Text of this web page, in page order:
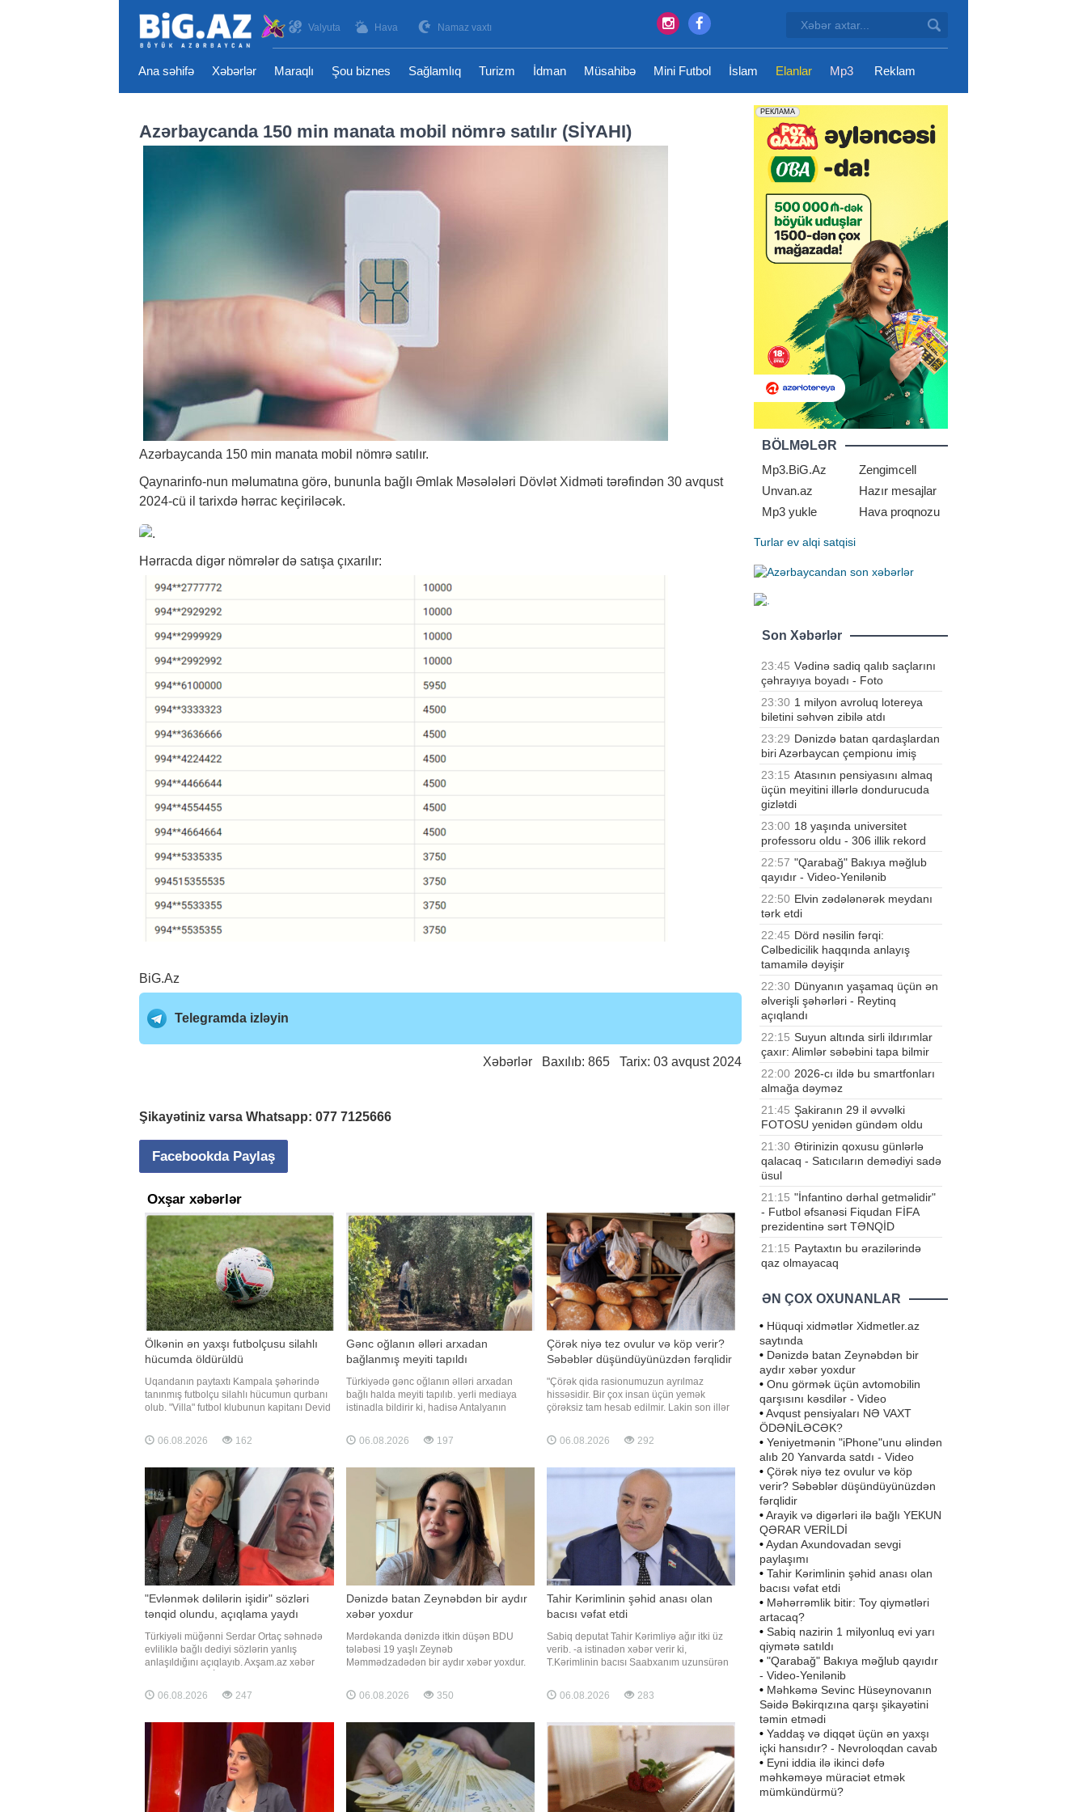
Valyuta Hava Namaz vaxtı
Ana səhifə Xəbərlər Maraqlı Şou biznes Sağlamlıq Turizm İdman Müsahibə Mini Futbol İslam Elanlar Mp3 Reklam
Azərbaycanda 150 min manata mobil nömrə satılır (SİYAHI)
Azərbaycanda 150 min manata mobil nömrə satılır.
Qaynarinfo-nun məlumatına görə, bununla bağlı Əmlak Məsələləri Dövlət Xidməti tərəfindən 30 avqust
2024-cü il tarixdə hərrac keçiriləcək.
Hərracda digər nömrələr də satışa çıxarılır:
BiG.Az
Telegramda izləyin
Xəbərlər Baxılıb: 865 Tarix: 03 avqust 2024
Şikayətiniz varsa Whatsapp: 077 7125666
Facebookda Paylaş
Oxşar xəbərlər
Ölkənin ən yaxşı futbolçusu silahlı
hücumda öldürüldü
Uqandanın paytaxtı Kampala şəhərində
tanınmış futbolçu silahlı hücumun qurbanı
olub. "Villa" futbol klubunun kapitanı Devid
Makindaye rayonunda, yaşadığı evin
yaxınlığında naməlum şəxslərin hücumuna
06.08.2026 162
Gənc oğlanın əlləri arxadan
bağlanmış meyiti tapıldı
Türkiyədə gənc oğlanın əlləri arxadan
bağlı halda meyiti tapılıb. yerli mediaya
istinadla bildirir ki, hadisə Antalyanın
ərazidə əlləri arxadan bağlanmış
vəziyyətdə gənc kişinin meyiti aşkarlanıb.
briqadaları cəlb olunub
06.08.2026 197
Çörək niyə tez ovulur və köp verir?
Səbəblər düşündüyünüzdən fərqlidir
"Çörək qida rasionumuzun ayrılmaz
hissəsidir. Bir çox insan üçün yemək
çörəksiz tam hesab edilmir. Lakin son illər
aşağı düşməsi, tez ovulması, qısa
müddətdə bayatlaması və həzm zamanı
artmaqdadır". Bunu BİG.AZ-
06.08.2026 292
"Evlənmək dəlilərin işidir" sözləri
tənqid olundu, açıqlama yaydı
Türkiyəli müğənni Serdar Ortaç səhnədə
evliliklə bağlı dediyi sözlərin yanlış
anlaşıldığını açıqlayıb. Axşam.az xəbər
çərçivəsində konsert verib. Ortaçın
səhnədəki "Evlənmək ağıl xəstələrinin
sözləri tənqid olunub
06.08.2026 247
Dənizdə batan Zeynəbdən bir aydır
xəbər yoxdur
Mərdəkanda dənizdə itkin düşən BDU
tələbəsi 19 yaşlı Zeynəb
Məmmədzadədən bir aydır xəbər yoxdur.
tələbənin yaxını Üzeyir Eldar Cəfərov
sosial şəbəkə hesabında paylaşım edib.
tamam olur ki, Zeynəblə bağl
06.08.2026 350
Tahir Kərimlinin şəhid anası olan
bacısı vəfat etdi
Sabiq deputat Tahir Kərimliyə ağır itki üz
verib. -a istinadən xəbər verir ki,
T.Kərimlinin bacısı Saabxanım uzunsürən
gün Şamaxı şəhər qəbiristanlığında dəfn
olunacaq. Qeyd edək ki, mərhum həm də
Seyidov 1989-cu ildə Bakı Dövlə
06.08.2026 283
BÖLMƏLƏR
Mp3.BiG.Az
Zengimcell
Unvan.az
Hazır mesajlar
Mp3 yukle
Hava proqnozu
Turlar ev alqi satqisi
Son Xəbərlər
23:45 Vədinə sadiq qalıb saçlarını
çəhrayıya boyadı - Foto
23:30 1 milyon avroluq lotereya
biletini səhvən zibilə atdı
23:29 Dənizdə batan qardaşlardan
biri Azərbaycan çempionu imiş
23:15 Atasının pensiyasını almaq
üçün meyitini illərlə dondurucuda
gizlətdi
23:00 18 yaşında universitet
professoru oldu - 306 illik rekord
22:57 "Qarabağ" Bakıya məğlub
qayıdır - Video-Yenilənib
22:50 Elvin zədələnərək meydanı
tərk etdi
22:45 Dörd nəsilin fərqi:
Cəlbedicilik haqqında anlayış
tamamilə dəyişir
22:30 Dünyanın yaşamaq üçün ən
əlverişli şəhərləri - Reytinq
açıqlandı
22:15 Suyun altında sirli ildırımlar
çaxır: Alimlər səbəbini tapa bilmir
22:00 2026-cı ildə bu smartfonları
almağa dəyməz
21:45 Şakiranın 29 il əvvəlki
FOTOSU yenidən gündəm oldu
21:30 Ətirinizin qoxusu günlərlə
qalacaq - Satıcıların demədiyi sadə
üsul
21:15 "İnfantino dərhal getməlidir"
- Futbol əfsanəsi Fiqudan FİFA
prezidentinə sərt TƏNQİD
21:15 Paytaxtın bu ərazilərində
qaz olmayacaq
ƏN ÇOX OXUNANLAR
• Hüquqi xidmətlər Xidmetler.az
saytında
• Dənizdə batan Zeynəbdən bir
aydır xəbər yoxdur
• Onu görmək üçün avtomobilin
qarşısını kəsdilər - Video
•Avqust pensiyaları NƏ VAXT
ÖDƏNİLƏCƏK?
• Yeniyetmənin "iPhone"unu əlindən
alıb 20 Yanvarda satdı - Video
• Çörək niyə tez ovulur və köp
verir? Səbəblər düşündüyünüzdən
fərqlidir
•Arayik və digərləri ilə bağlı YEKUN
QƏRAR VERİLDİ
•Aydan Axundovadan sevgi
paylaşımı
• Tahir Kərimlinin şəhid anası olan
bacısı vəfat etdi
• Məhərrəmlik bitir: Toy qiymətləri
artacaq?
• Sabiq nazirin 1 milyonluq evi yarı
qiymətə satıldı
• "Qarabağ" Bakıya məğlub qayıdır
- Video-Yenilənib
• Məhkəmə Sevinc Hüseynovanın
Səidə Bəkirqızına qarşı şikayətini
təmin etmədi
• Yaddaş və diqqət üçün ən yaxşı
içki hansıdır? - Nevroloqdan cavab
• Eyni iddia ilə ikinci dəfə
məhkəməyə müraciət etmək
mümkündürmü?